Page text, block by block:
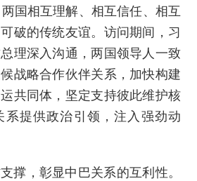
国相互理解、相互信任、相互
破的传统友谊。访问期间，习
理深入沟通，两国领导人一致
战略合作伙伴关系，加快构建
共同体，坚定支持彼此维护核
系提供政治引领，注入强劲动
撑，彰显中巴关系的互利性。